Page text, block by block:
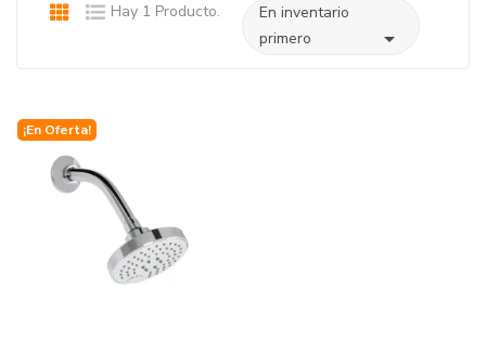
Hay 1 Producto.
En inventario
primero

¡En Oferta!